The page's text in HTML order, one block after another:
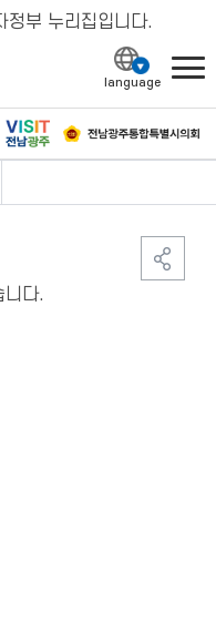
정부 누리집입니다.
니다.